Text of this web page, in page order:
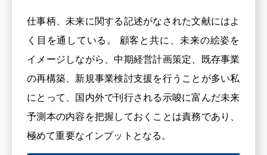
仕事柄、未来に関する記述がなされた文献にはよ
く目を通している。 顧客と共に、未来の絵姿を
イメージしながら、中期経営計画策定、既存事業
の再構築、新規事業検討支援を行うことが多い私
にとって、国内外で刊行される示唆に富んだ未来
予測本の内容を把握しておくことは責務であり、
極めて重要なインプットとなる。